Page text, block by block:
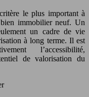
le plus important à
immobilier neuf. Un
un cadre de vie
à long terme. Il est
l’accessibilité,
de valorisation du